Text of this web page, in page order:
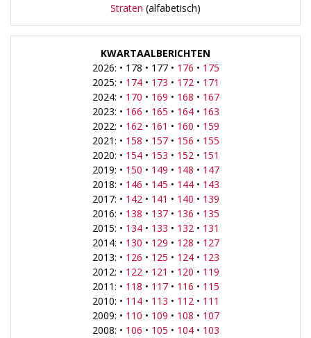
Straten (alfabetisch)
KWARTAALBERICHTEN
2026: • 178 • 177 • 176 • 175
2025: • 174• 173 • 172• 171
2024: • 170 • 169 • 168 • 167
2023: • 166 • 165 • 164• 163
2022: • 162• 161 • 160 • 159
2021: • 158 • 157• 156 • 155
2020: • 154• 153 • 152• 151
2019: • 150 • 149 • 148 • 147
2018: • 146 • 145 • 144• 143
2017: • 142• 141 • 140 • 139
2016: • 138 • 137• 136 • 135
2015: • 134• 133 • 132• 131
2014: • 130 • 129 • 128 • 127
2013: • 126 • 125 • 124• 123
2012: • 122• 121 • 120 • 119
2011: • 118 • 117• 116 • 115
2010: • 114• 113 • 112• 111
2009: • 110 • 109 • 108 • 107
2008: • 106 • 105 • 104• 103